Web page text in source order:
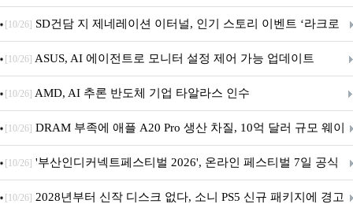
던전 13’ 참가!
[10/26] SD건담 지 제네레이션 이터널, 인기 스토리 이벤트 ‘라크로
아의 용사’ 재개최 및 풍성한 기념 이벤트 실시!
[10/26] ASUS, AI 에이전트로 모니터 설정 제어 가능 업데이트
[10/26] AMD, AI 추론 반도체 기업 타알라스 인수
[10/26] DRAM 부족에 애플 A20 Pro 생산 차질, 10억 달러 규모 웨이
퍼 대기
[10/26] '부산인디커넥트페스티벌 2026', 온라인 페스티벌 7일 공식
개막... 22일간 진행
[10/26] 2028년부터 신작 디스크 없다, 소니 PS5 신규 패키지에 경고